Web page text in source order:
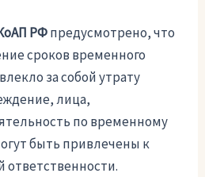
РФпредусмотрено, что
сроков временного
за собой утрату
лица,
по временному
быть привлечены к
ответственности.